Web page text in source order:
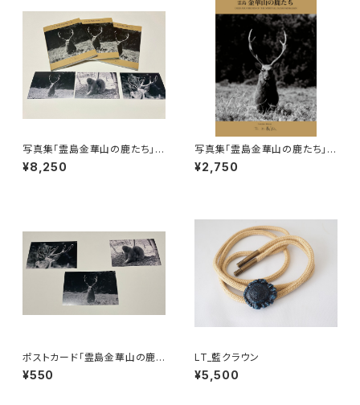
写真集「霊島金華山の鹿たち」3
冊セット+ポストカード３種付き
Japanese - English bilingu
¥8,250
写真集「霊島金華山の鹿たち」1
冊 / Japanese - English bi
lingual 1photo book “ DEER
¥2,750
ポストカード「霊島金華山の鹿た
ち」より３種 3 types of pho
tos in postcard-set from "
¥550
LT_藍クラウン
¥5,500